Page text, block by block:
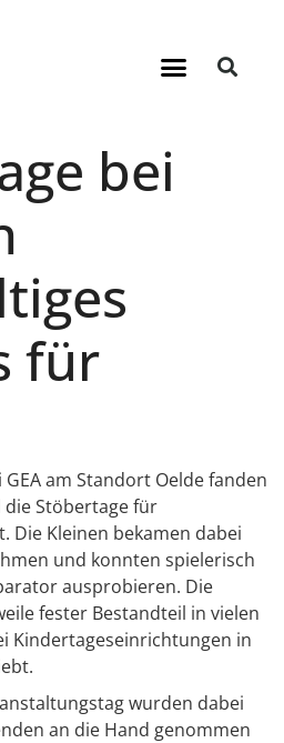
bei
für
GEA am Standort Oelde fanden
die Stöbertage für
Die Kleinen bekamen dabei
und konnten spielerisch
ausprobieren. Die
fester Bestandteil in vielen
Kindertageseinrichtungen in
wurden dabei
an die Hand genommen